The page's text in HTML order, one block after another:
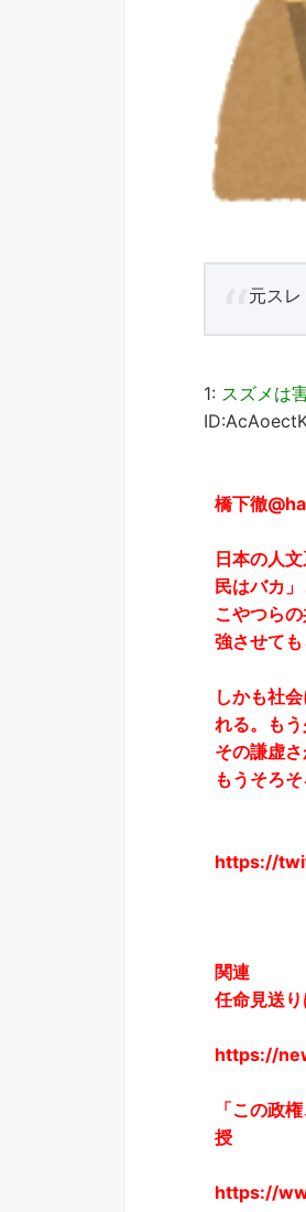
元スレ
1: スズメは
橋下徹
日本の人
民はバカ
こやつら
強させて
しかも社
れる。もう
その謙虚
もうそろそ
https://
関連
任命見送
https://
「この政
授
https://